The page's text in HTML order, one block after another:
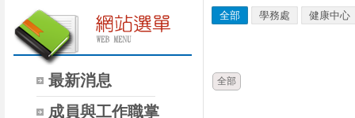
最新消息
成員與工作職掌
全部 學務處 健康中心
全部